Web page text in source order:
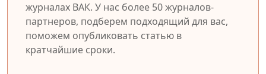
журналах ВАК. У нас более 50 журналов-
партнеров, подберем подходящий для вас,
поможем опубликовать статью в
кратчайшие сроки.